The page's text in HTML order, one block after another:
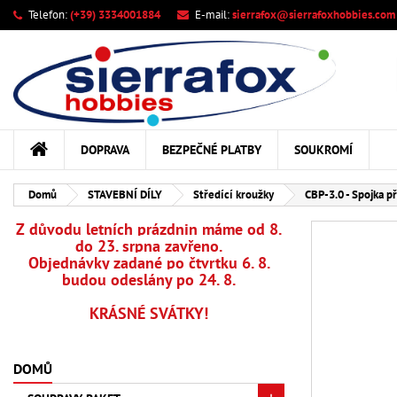
Telefon:(+39) 3334001884 E-mail:sierrafox@sierrafoxhobbies.com
DOPRAVA BEZPEČNÉ PLATBY SOUKROMÍ
Domů STAVEBNÍ DÍLY Středící kroužky CBP-3.0 - Spojka
Z důvodu letních prázdnin máme od 8.
do 23. srpna zavřeno.
Objednávky zadané po čtvrtku 6. 8.
budou odeslány po 24. 8.
KRÁSNÉ SVÁTKY!
DOMŮ